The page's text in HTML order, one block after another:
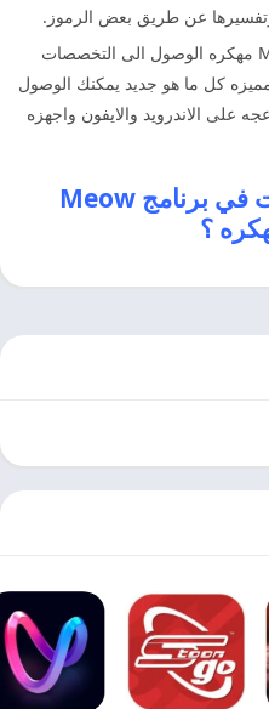
عن طريق بعض الرموز.
برنامج Meow Talk Cat Translator مهكره الوصول الى التخصصات
كل ما هو جديد يمكنك الوصول
على الاندرويد والايفون واجهزه
كيفيه التغلب على التحديات في برنامج Meow